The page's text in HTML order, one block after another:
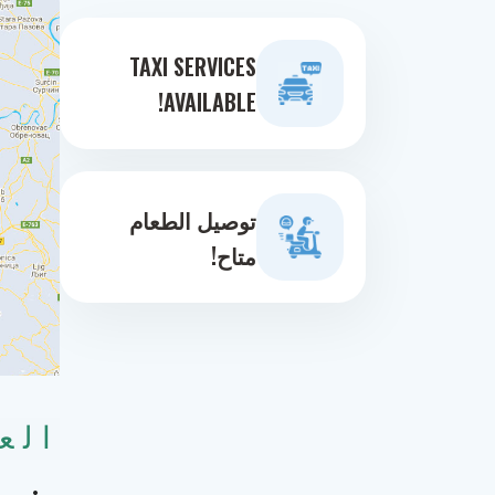
TAXI SERVICES
AVAILABLE!
توصيل الطعام
متاح!